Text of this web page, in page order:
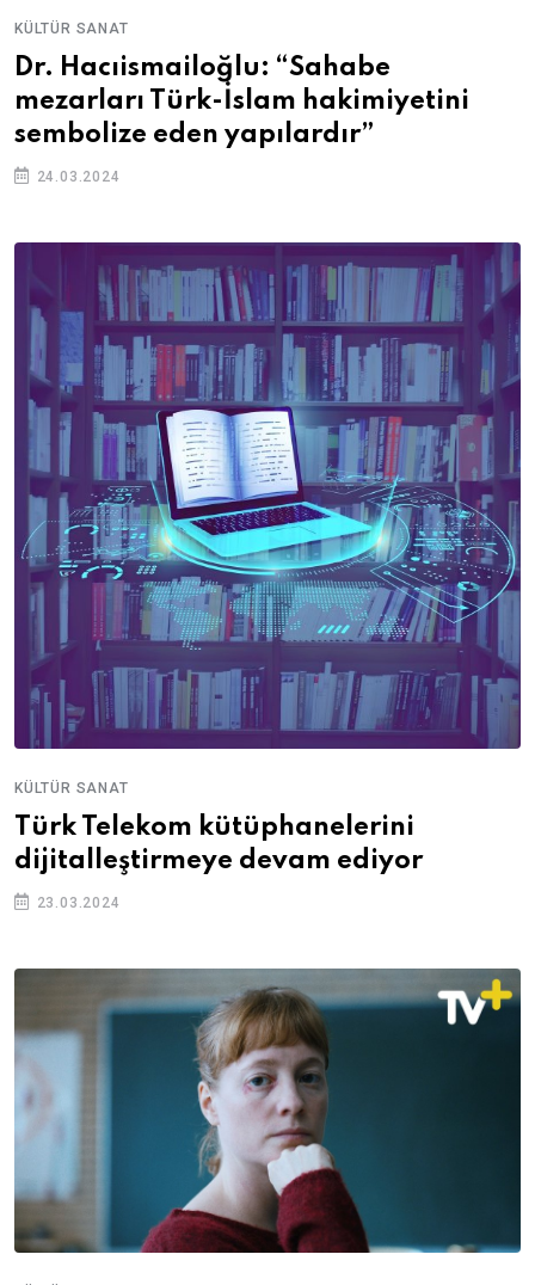
KÜLTÜR SANAT
Dr. Hacıismailoğlu: “Sahabe
mezarları Türk-İslam hakimiyetini
sembolize eden yapılardır”
24.03.2024
KÜLTÜR SANAT
Türk Telekom kütüphanelerini
dijitalleştirmeye devam ediyor
23.03.2024